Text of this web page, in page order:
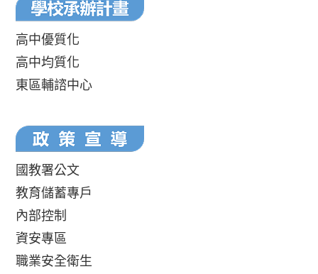
高中優質化
高中均質化
東區輔諮中心
國教署公文
教育儲蓄專戶
內部控制
資安專區
職業安全衛生